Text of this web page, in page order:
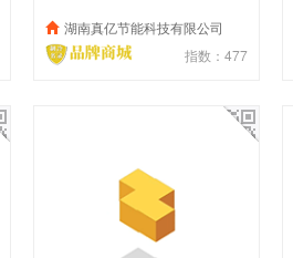
湖南真亿节能科技有限公司
指数：477